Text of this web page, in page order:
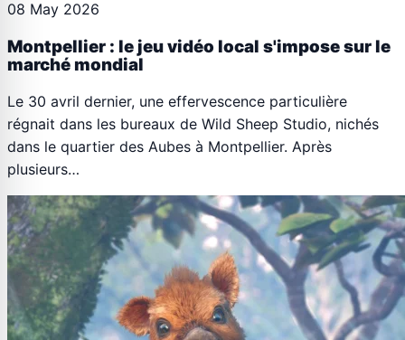
08 May 2026
Montpellier : le jeu vidéo local s'impose sur le
marché mondial
Le 30 avril dernier, une effervescence particulière
régnait dans les bureaux de Wild Sheep Studio, nichés
dans le quartier des Aubes à Montpellier. Après
plusieurs…